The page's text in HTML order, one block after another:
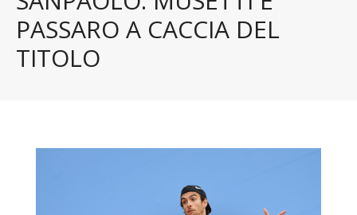
PASSARO A CACCIA DEL
TITOLO